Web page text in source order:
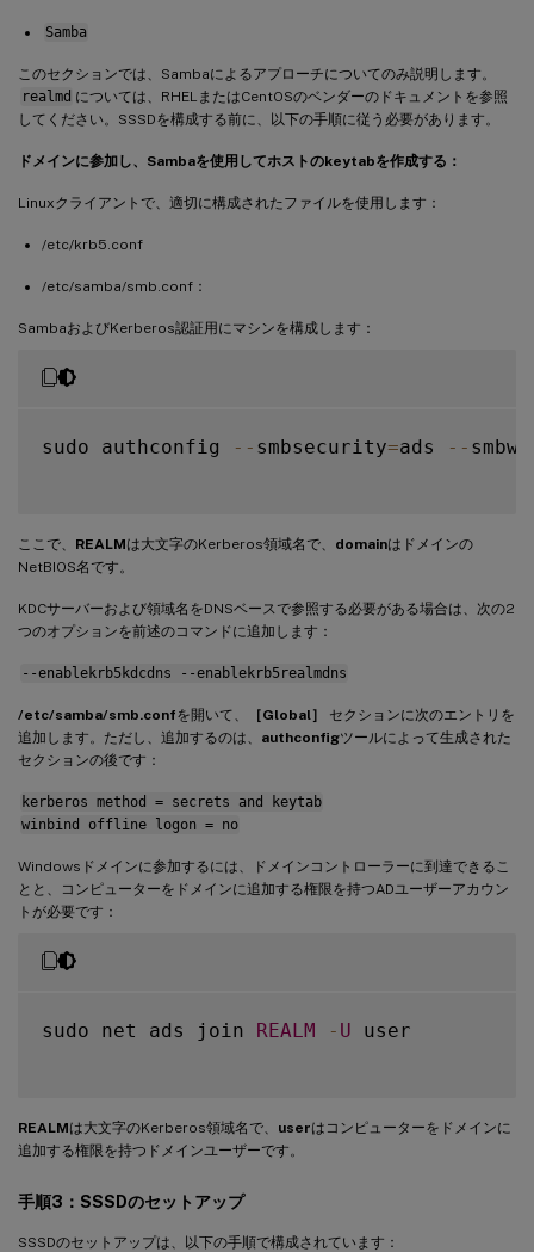
Samba
このセクションでは、Sambaによるアプローチについてのみ説明します。
realmd については、RHELまたはCentOSのベンダーのドキュメントを参照
してください。SSSDを構成する前に、以下の手順に従う必要があります。
ドメインに参加し、Sambaを使用してホストのkeytabを作成する：
Linuxクライアントで、適切に構成されたファイルを使用します：
/etc/krb5.conf
/etc/samba/smb.conf：
SambaおよびKerberos認証用にマシンを構成します：
sudo authconfig -- smbsecurity=ads --
ここで、 REALMは大文字のKerberos領域名で、 domainはドメインの
NetBIOS名です。
KDCサーバーおよび領域名をDNSベースで参照する必要がある場合は、次の2
つのオプションを前述のコマンドに追加します：
--enablekrb5kdcdns --enablekrb5realmdns
/etc/samba/smb.confを開いて、 ［Global］
セクションに次のエントリを
追加します。ただし、追加するのは、 authconfigツールによって生成された
セクションの後です：
kerberos method = secrets and keytab
winbind offline logon = no
Windowsドメインに参加するには、ドメインコントローラーに到達できるこ
とと、コンピューターをドメインに追加する権限を持つADユーザーアカウン
トが必要です：
sudo net ads join REALM - U user
REALMは大文字のKerberos領域名で、 userはコンピューターをドメインに
追加する権限を持つドメインユーザーです。
手順3：SSSDのセットアップ
SSSDのセットアップは、以下の手順で構成されています：